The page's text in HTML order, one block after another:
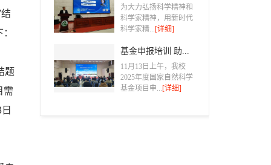
题
需
为大力弘扬科学精神和
科学家精神，用新时代
科学家精...[详细]
基金申报培训 助...
11月13日上午，我校
2025年度国家自然科学
基金项目申...[详细]